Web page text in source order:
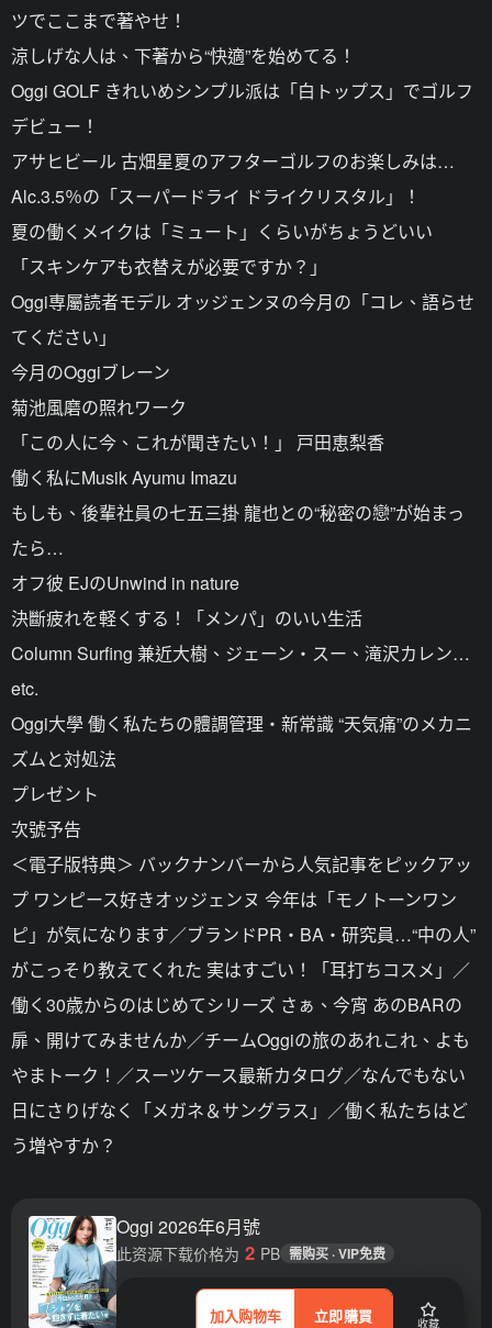
ツでここまで著やせ！
涼しげな人は、下著から“快適”を始めてる！
Oggi GOLF きれいめシンプル派は「白トップス」でゴルフ
デビュー！
アサヒビール 古畑星夏のアフターゴルフのお楽しみは…
Alc.3.5％の「スーパードライ ドライクリスタル」！
夏の働くメイクは「ミュート」くらいがちょうどいい
「スキンケアも衣替えが必要ですか？」
Oggi専屬読者モデル オッジェンヌの今月の「コレ、語らせ
てください」
今月のOggiブレーン
菊池風磨の照れワーク
「この人に今、これが聞きたい！」 戸田恵梨香
働く私にMusik Ayumu Imazu
もしも、後輩社員の七五三掛 龍也との“秘密の戀”が始まっ
たら…
オフ彼 EJのUnwind in nature
決斷疲れを軽くする！「メンパ」のいい生活
Column Surfing 兼近大樹、ジェーン・スー、滝沢カレン…
etc.
Oggi大學 働く私たちの體調管理・新常識 “天気痛”のメカニ
ズムと対処法
プレゼント
次號予告
＜電子版特典＞ バックナンバーから人気記事をピックアッ
プ ワンピース好きオッジェンヌ 今年は「モノトーンワン
ピ」が気になります／ブランドPR・BA・研究員…“中の人”
がこっそり教えてくれた 実はすごい！「耳打ちコスメ」／
働く30歳からのはじめてシリーズ さぁ、今宵 あのBARの
扉、開けてみませんか／チームOggiの旅のあれこれ、よも
やまトーク！／スーツケース最新カタログ／なんでもない
日にさりげなく「メガネ＆サングラス」／働く私たちはど
う増やすか？
Oggi 2026年6月號
加入购物车 立即購買 收藏
此资源下载价格为 2 PB 需购买 · VIP免费